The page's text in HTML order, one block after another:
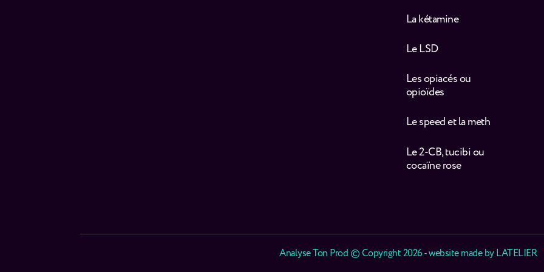
La kétamine
Le LSD
Les opiacés ou
opioïdes
Le speed et la meth
Le 2-CB, tucibi ou
cocaïne rose
Analyse Ton Prod © Copyright 2026 - website made byLATELIER